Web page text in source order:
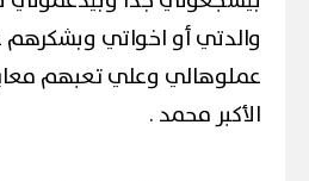
والدتي أو اخواتي
عملوهالي وعلي تعبهم
الأكبر محمد .